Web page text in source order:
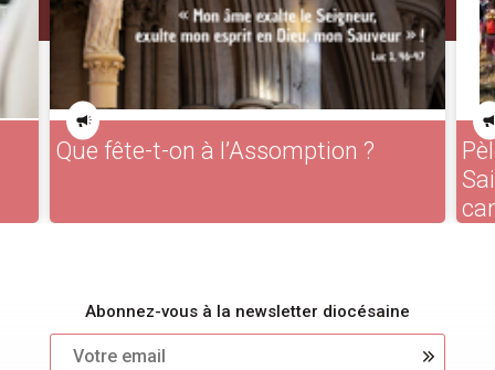
Que fête-t-on à l’Assomption ?
Abonnez-vous à la newsletter diocésaine